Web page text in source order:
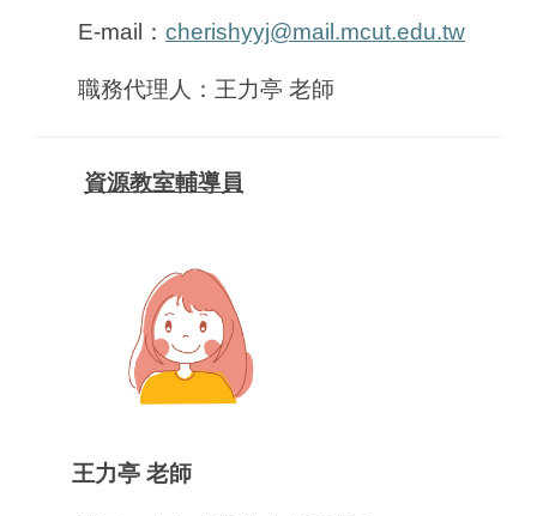
E-mail ： cherishyyj@mail.mcut.edu.tw
職務代理人：王力亭 老師
資源教室輔導員
王力亭 老師